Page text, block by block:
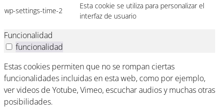
wp-settings-time-2
Esta cookie se utiliza para personalizar el
interfaz de usuario
Funcionalidad
funcionalidad
Estas cookies permiten que no se rompan ciertas
funcionalidades incluidas en esta web, como por ejemplo,
ver videos de Yotube, Vimeo, escuchar audios y muchas otras
posibilidades.